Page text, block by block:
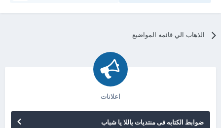
الذهاب الي قائمه المواضيع
اعلانات
ضوابط الكتابه فى منتديات ياللا يا شباب